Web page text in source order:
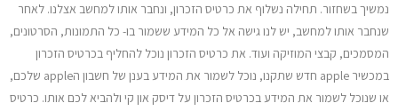
נמשיך בשחזור. תחילה נשלוף את כרטיס הזכרון, ונחבר אותו למחשב אצלנו. לאחר
שנחבר אותו למחשב, יש לנו גישה אל כל המידע ששמור בו- כל התמונות, הסרטונים,
המסמכים, קבצי המוזיקה ועוד. את כרטיס הזכרון נוכל להחליף בכרטיס הזכרון
במכשיר apple חדש שתקנו, נוכל לשמור את המידע בענן של חשבון הapple שלכם,
או שנוכל לשמור את המידע בכרטיס הזכרון על דיסק און קי ולהביא לכם אותו. כרטיס